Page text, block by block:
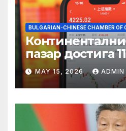
BULGARIAN-CHINESE CHAMBER OF
пазар достига
връх
MAY 15, 2026 ADMIN